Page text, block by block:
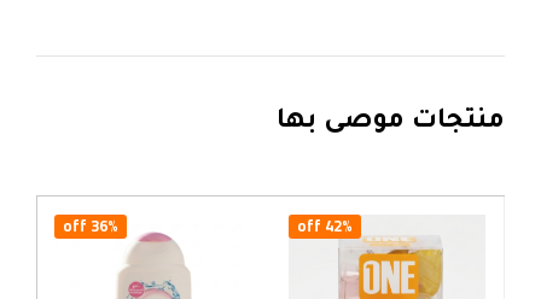
منتجات موصى بها
42% off
36% off